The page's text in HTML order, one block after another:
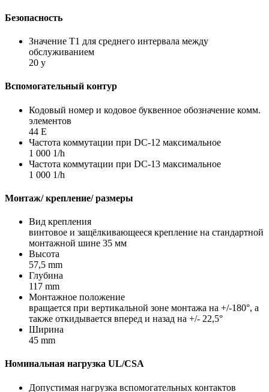
Безопасность
Значение Т1 для среднего интервала между
обслуживанием
20 y
Вспомогательный контур
Кодовый номер и кодовое буквенное обозначение комм.
элементов
44 E
Частота коммутации при DC-12 максимальное
1 000 1/h
Частота коммутации при DC-13 максимальное
1 000 1/h
Монтаж/ крепление/ размеры
Вид крепления
винтовое и защёлкивающееся крепление на стандартной
монтажной шине 35 мм
Высота
57,5 mm
Глубина
117 mm
Монтажное положение
вращается при вертикальной зоне монтажа на +/-180°, а
также откидывается вперед и назад на +/- 22,5°
Ширина
45 mm
Номинальная нагрузка UL/CSA
Допустимая нагрузка вспомогательных контактов